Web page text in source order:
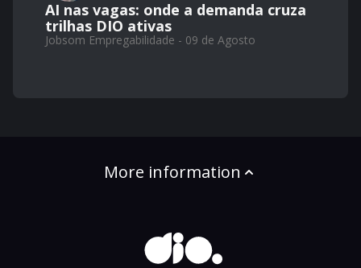
AI nas vagas: onde a demanda cruza
trilhas DIO ativas
Jobsom Empregabilidade - 09 de Agosto
More information